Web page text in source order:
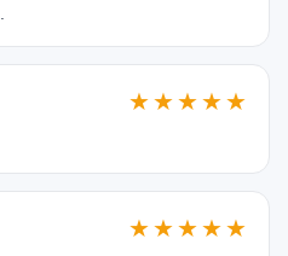
★★★★★
★★★★★